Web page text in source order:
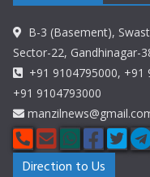
B-3 (Basement),
Sector-22, Gandhinagar-
+91 9104795000, +91
+91 9104793000
Direction to Us